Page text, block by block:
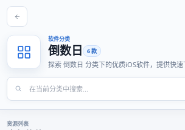
软件分类
倒数日 6 款
探索 倒数日 分类下的优质iOS软件，提供快
资源列表